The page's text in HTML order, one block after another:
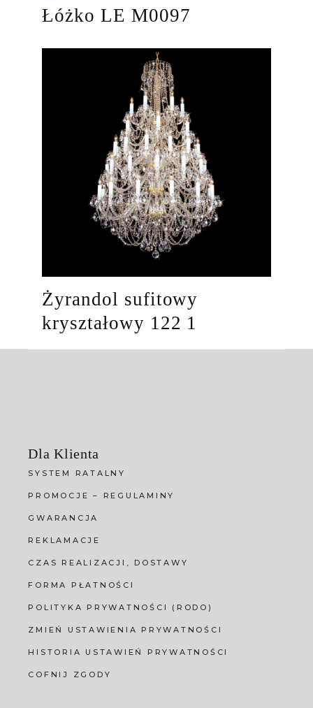
Łóżko LE M0097
Żyrandol sufitowy
kryształowy 122 1
Dla Klienta
SYSTEM RATALNY
PROMOCJE – REGULAMINY
GWARANCJA
REKLAMACJE
CZAS REALIZACJI, DOSTAWY
FORMA PŁATNOŚCI
POLITYKA PRYWATNOŚCI (RODO)
ZMIEŃ USTAWIENIA PRYWATNOŚCI
HISTORIA USTAWIEŃ PRYWATNOŚCI
COFNIJ ZGODY